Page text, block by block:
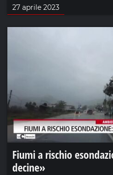
27 aprile 2023
Fiumi a rischio
decine»